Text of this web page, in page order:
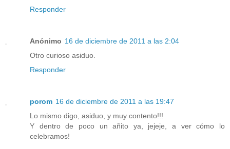
Responder
Anónimo 16 de diciembre de 2011 a las 2:04
Otro curioso asiduo.
Responder
porom 16 de diciembre de 2011 a las 19:47
Lo mismo digo, asiduo, y muy contento!!!
Y dentro de poco un añito ya, jejeje, a ver cómo lo
celebramos!